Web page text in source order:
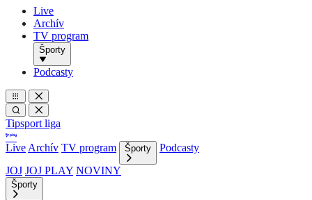
Live
Archív
TV program
Športy
Podcasty
Tipsport liga
Live Archív TV program Športy
Podcasty
JOJ JOJ PLAY NOVINY
Športy